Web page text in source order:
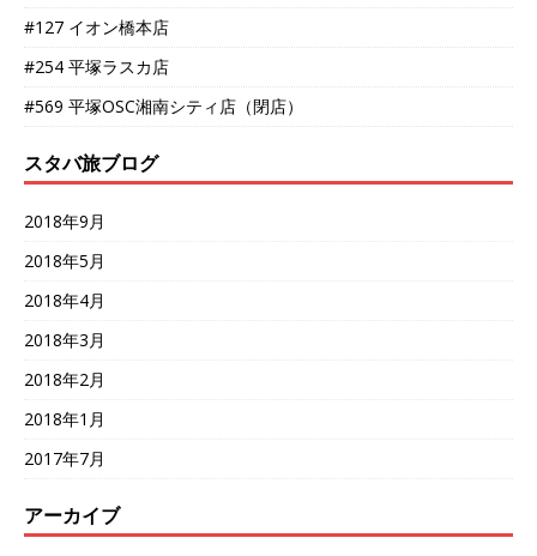
#127 イオン橋本店
#254 平塚ラスカ店
#569 平塚OSC湘南シティ店（閉店）
スタバ旅ブログ
2018年9月
2018年5月
2018年4月
2018年3月
2018年2月
2018年1月
2017年7月
アーカイブ